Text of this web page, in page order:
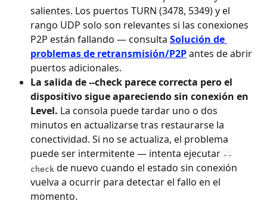
salientes. Los puertos TURN (3478, 5349) y el
rango UDP solo son relevantes si las conexiones
P2P están fallando — consulta Solución de
problemas de retransmisión/P2P antes de abrir
puertos adicionales.
La salida de --check parece correcta pero el
dispositivo sigue apareciendo sin conexión en
Level. La consola puede tardar uno o dos
minutos en actualizarse tras restaurarse la
conectividad. Si no se actualiza, el problema
puede ser intermitente — intenta ejecutar --
check de nuevo cuando el estado sin conexión
vuelva a ocurrir para detectar el fallo en el
momento.